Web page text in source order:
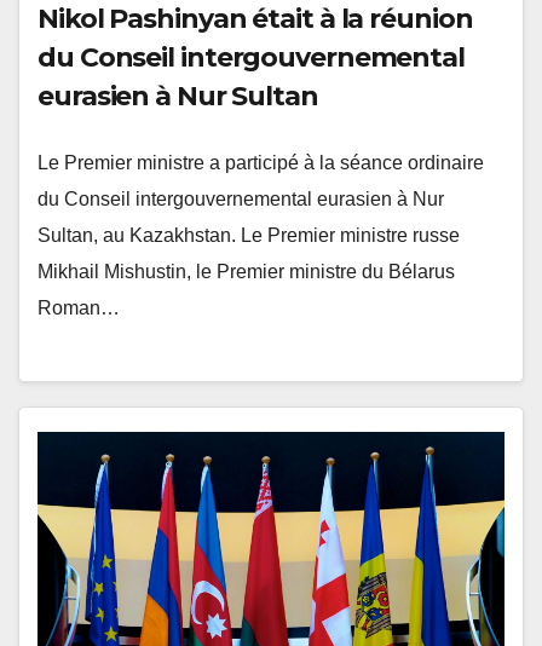
Nikol Pashinyan était à la réunion
du Conseil intergouvernemental
eurasien à Nur Sultan
Le Premier ministre a participé à la séance ordinaire
du Conseil intergouvernemental eurasien à Nur
Sultan, au Kazakhstan. Le Premier ministre russe
Mikhail Mishustin, le Premier ministre du Bélarus
Roman…